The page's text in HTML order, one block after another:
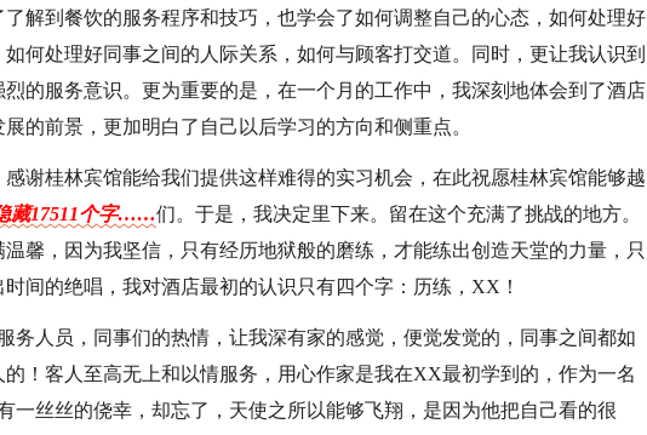
解到餐饮的服务程序和技巧，也学会了如何调整自己的心态，如何处理好
何处理好同事之间的人际关系，如何与顾客打交道。同时，更让我认识到
的服务意识。更为重要的是，在一个月的工作中，我深刻地体会到了酒店
的前景，更加明白了自己以后学习的方向和侧重点。
谢桂林宾馆能给我们提供这样难得的实习机会，在此祝愿桂林宾馆能够越
17511个字……们。于是，我决定里下来。留在这个充满了挑战的地方。
馨，因为我坚信，只有经历地狱般的磨练，才能练出创造天堂的力量，只
间的绝唱，我对酒店最初的认识只有四个字：历练，XX！
务人员，同事们的热情，让我深有家的感觉，便觉发觉的，同事之间都如
！客人至高无上和以情服务，用心作家是我在XX最初学到的，作为一名
一丝丝的侥幸，却忘了，天使之所以能够飞翔，是因为他把自己看的很